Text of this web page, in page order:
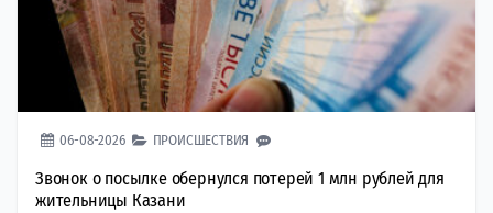
06-08-2026 ПРОИСШЕСТВИЯ
Звонок о посылке обернулся потерей 1 млн рублей для
жительницы Казани